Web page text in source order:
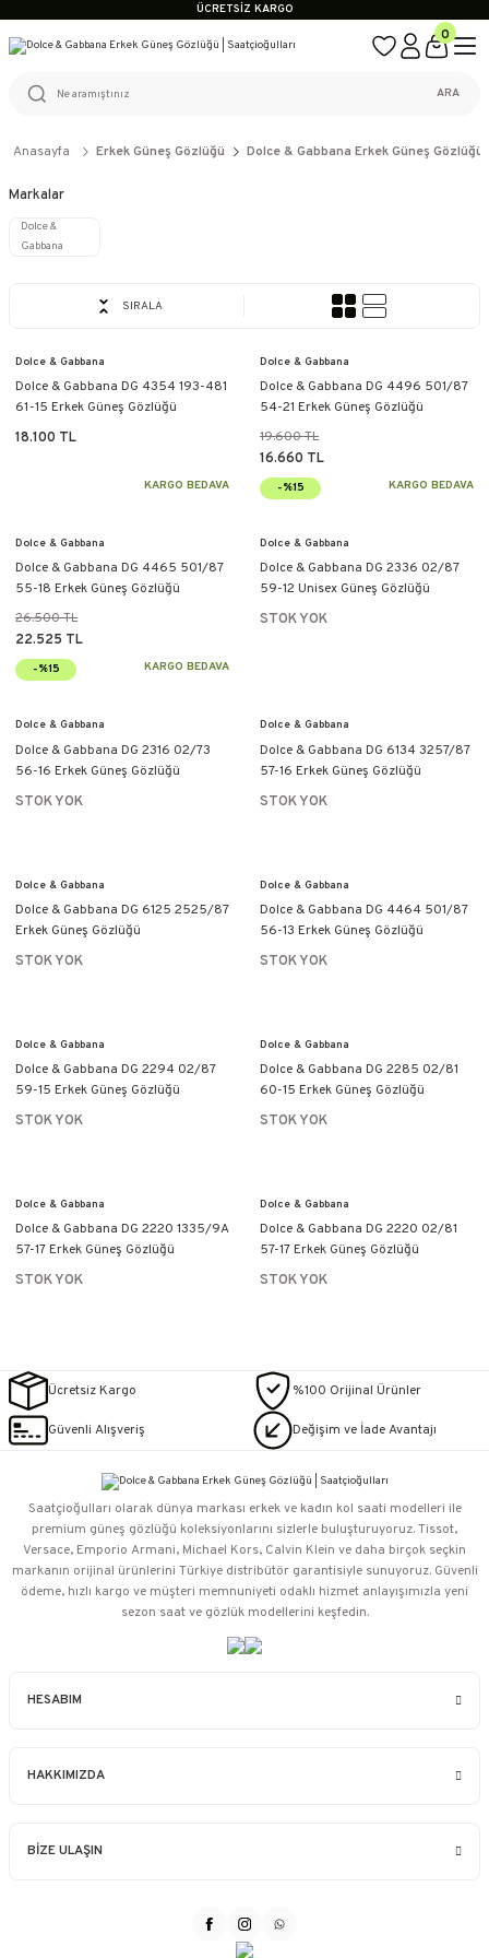
ÜCRETSİZ KARGO
WEB SİTESİNE ÖZEL FİYATLAR
KAÇIRILMAYACAK FIRSATLAR
0
ARA
Anasayfa Erkek Güneş Gözlüğü Dolce & Gabbana Erkek Güneş Gözlüğü
Markalar
Dolce &
Gabbana
SIRALA
Dolce & Gabbana
Dolce & Gabbana DG 4354 193-481
61-15 Erkek Güneş Gözlüğü
18.100 TL
KARGO BEDAVA
Dolce & Gabbana
Dolce & Gabbana DG 4496 501/87
54-21 Erkek Güneş Gözlüğü
19.600 TL
16.660 TL
-%15 KARGO BEDAVA
Dolce & Gabbana
Dolce & Gabbana DG 4465 501/87
55-18 Erkek Güneş Gözlüğü
26.500 TL
22.525 TL
-%15 KARGO BEDAVA
Dolce & Gabbana
Dolce & Gabbana DG 2336 02/87
59-12 Unisex Güneş Gözlüğü
STOK YOK
Dolce & Gabbana
Dolce & Gabbana DG 2316 02/73
56-16 Erkek Güneş Gözlüğü
STOK YOK
Dolce & Gabbana
Dolce & Gabbana DG 6134 3257/87
57-16 Erkek Güneş Gözlüğü
STOK YOK
Dolce & Gabbana
Dolce & Gabbana DG 6125 2525/87
Erkek Güneş Gözlüğü
STOK YOK
Dolce & Gabbana
Dolce & Gabbana DG 4464 501/87
56-13 Erkek Güneş Gözlüğü
STOK YOK
Dolce & Gabbana
Dolce & Gabbana DG 2294 02/87
59-15 Erkek Güneş Gözlüğü
STOK YOK
Dolce & Gabbana
Dolce & Gabbana DG 2285 02/81
60-15 Erkek Güneş Gözlüğü
STOK YOK
Dolce & Gabbana
Dolce & Gabbana DG 2220 1335/9A
57-17 Erkek Güneş Gözlüğü
STOK YOK
Dolce & Gabbana
Dolce & Gabbana DG 2220 02/81
57-17 Erkek Güneş Gözlüğü
STOK YOK
Ücretsiz Kargo %100 Orijinal Ürünler
Güvenli Alışveriş Değişim ve İade Avantajı
HESABIM
HAKKIMIZDA
BİZE ULAŞIN
Saatçioğulları⁠ olarak dünya markası erkek ve kadın kol saati modelleri ile
premium güneş gözlüğü koleksiyonlarını sizlerle buluşturuyoruz. Tissot,
Versace, Emporio Armani, Michael Kors, Calvin Klein ve daha birçok seçkin
markanın orijinal ürünlerini Türkiye distribütör garantisiyle sunuyoruz. Güvenli
ödeme, hızlı kargo ve müşteri memnuniyeti odaklı hizmet anlayışımızla yeni
sezon saat ve gözlük modellerini keşfedin.